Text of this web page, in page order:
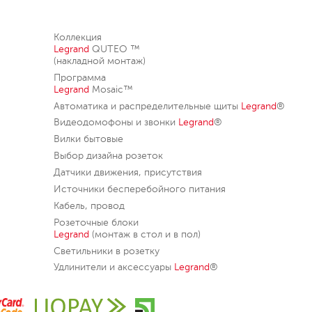
Коллекция
Legrand QUTEO ™
(накладной монтаж)
Программа
Legrand Mosaic™
Автоматика и распределительные щиты
Legrand®
Видеодомофоны и звонки Legrand®
Вилки бытовые
Выбор дизайна розеток
Датчики движения, присутствия
Источники бесперебойного питания
Кабель, провод
Розеточные блоки
Legrand (монтаж в стол и в пол)
Светильники в розетку
Удлинители и аксессуары Legrand®